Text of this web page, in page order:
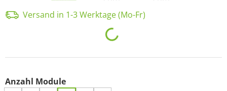
Versand in 1-3 Werktage (Mo-Fr)
Loading...
Anzahl Moduleauswählen